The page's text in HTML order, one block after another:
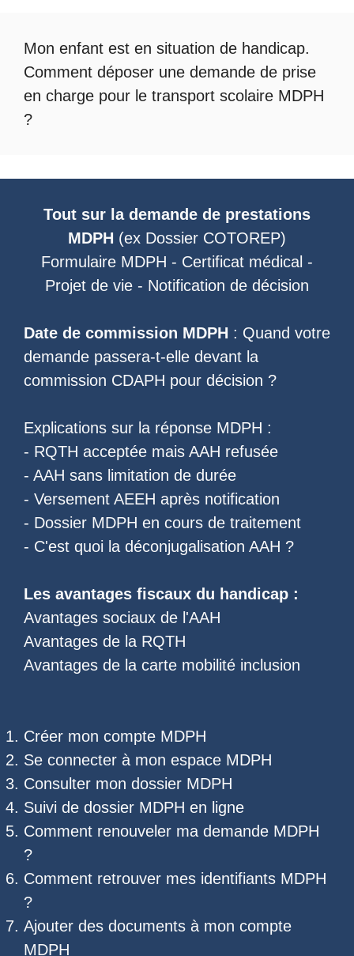
Mon enfant est en situation de handicap.
Comment déposer une demande de prise
en charge pour le transport scolaire MDPH
?
Tout sur la demande de prestations
MDPH (ex Dossier COTOREP)
Formulaire MDPH - Certificat médical -
Projet de vie - Notification de décision
Date de commission MDPH : Quand votre
demande passera-t-elle devant la
commission CDAPH pour décision ?
Explications sur la réponse MDPH :
- RQTH acceptée mais AAH refusée
- AAH sans limitation de durée
- Versement AEEH après notification
- Dossier MDPH en cours de traitement
- C'est quoi la déconjugalisation AAH ?
Les avantages fiscaux du handicap :
Avantages sociaux de l'AAH
Avantages de la RQTH
Avantages de la carte mobilité inclusion
Créer mon compte MDPH
Se connecter à mon espace MDPH
Consulter mon dossier MDPH
Suivi de dossier MDPH en ligne
Comment renouveler ma demande MDPH
?
Comment retrouver mes identifiants MDPH
?
Ajouter des documents à mon compte
MDPH